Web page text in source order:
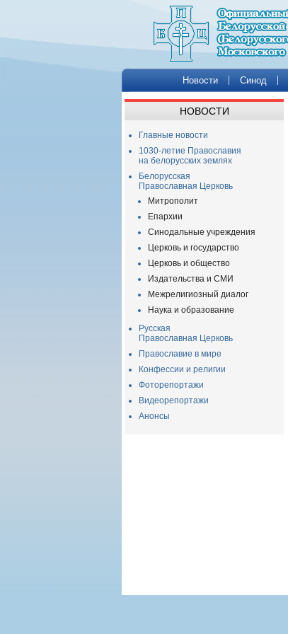
Новости Синод
НОВОСТИ
Главные новости
1030-летие Православия
на белорусских землях
Белорусская
Православная Церковь
Митрополит
Епархии
Синодальные учреждения
Церковь и государство
Церковь и общество
Издательства и СМИ
Межрелигиозный диалог
Наука и образование
Русская
Православная Церковь
Православие в мире
Конфессии и религии
Фоторепортажи
Видеорепортажи
Анонсы